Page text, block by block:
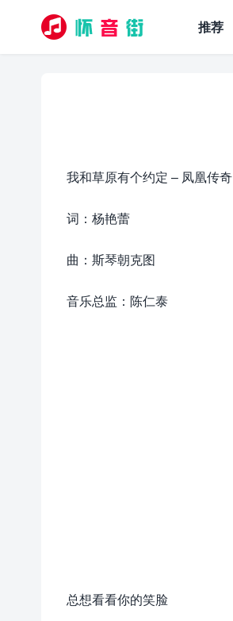
推荐
我和草原有个约定 – 凤凰传奇
词：杨艳蕾
曲：斯琴朝克图
音乐总监：陈仁泰
总想看看你的笑脸